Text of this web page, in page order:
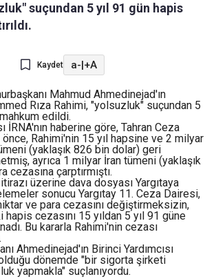
suçundan 5 yıl 91 gün hapis
Kaydet a-|+A
Mahmud Ahmedinejad'ın
Rıza Rahimi, "yolsuzluk" suçundan 5
edildi.
İRNA'nın haberine göre, Tahran Ceza
Rahimi'nin 15 yıl hapsine ve 2 milyar
(yaklaşık 826 bin dolar) geri
ayrıca 1 milyar İran tümeni (yaklaşık
cezasına çarptırmıştı.
üzerine dava dosyası Yargıtaya
sonucu Yargıtay 11. Ceza Dairesi,
ve para cezasını değiştirmeksizin,
hapis cezasını 15 yıldan 5 yıl 91 güne
Bu kararla Rahimi'nin cezası
Ahmedinejad'ın Birinci Yardımcısı
dönemde "bir sigorta şirketi
yapmakla" suçlanıyordu.